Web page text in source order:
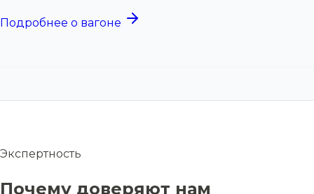
Подробнее о вагоне
Экспертность
Почему доверяют нам